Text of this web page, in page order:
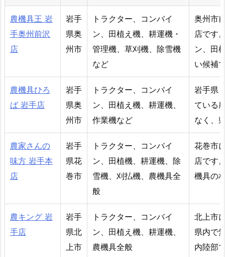
農機具王 岩
手奥州前沢
店
岩手
県奥
州市
トラクター、コンバイ
ン、田植え機、耕運機・
管理機、草刈機、除雪機
など
奥州市
店です
ン、田
い候補
農機具ひろ
ば 岩手店
岩手
県奥
州市
トラクター、コンバイ
ン、田植え機、耕運機、
作業機など
岩手県
ている
なく、
農家さんの
味方 岩手本
店
岩手
県花
巻市
トラクター、コンバイ
ン、田植機、耕運機、除
雪機、刈払機、農機具全
般
花巻市
店です
機具の
農キング 岩
手店
岩手
県北
上市
トラクター、コンバイ
ン、田植え機、耕運機、
農機具全般
北上市
県内で
内陸部